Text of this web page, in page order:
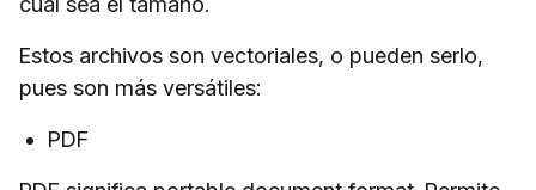
Estos archivos son vectoriales, o pueden serlo,
pues son más versátiles:
PDF